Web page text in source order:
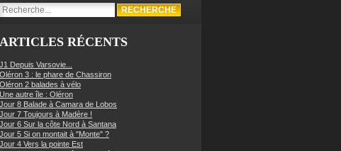
ARTICLES RÉCENTS
J1 Depuis Varsovie...
Oléron 3 : le phare de Chassiron
Oléron 2 balades à vélo
Une autre île : Oléron
Jour 8 Balade à Camara de Lobos
Jour 7 Toujours à Madère !
Jour 6 Sur la côte Nord à Santana
Jour 5 Si on montait à "Monte" ?
Jour 4 Vers la pointe Est